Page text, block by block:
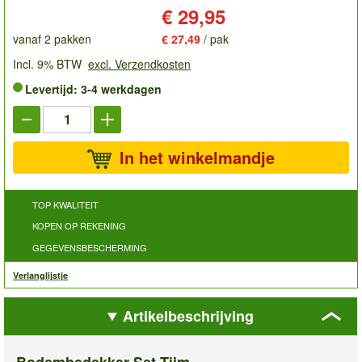
€ 29,95
vanaf 2 pakken € 27,49 / pak
Incl. 9% BTW excl. Verzendkosten
Levertijd: 3-4 werkdagen
In het winkelmandje
TOP KWALITEIT
KOPEN OP REKENING
GEGEVENSBESCHERMING
Verlanglijstje
Artikelbeschrijving